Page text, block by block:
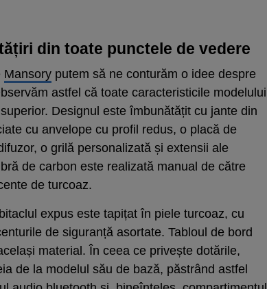
din toate punctele de vedere
Mansory putem să ne conturăm o idee despre
astfel că toate caracteristicile modelului
Designul este îmbunătățit cu jante din
cu anvelope cu profil redus, o placă de
o grilă personalizată și extensii ale
de carbon este realizată manual de către
de turcoaz.
expus este tapițat în piele turcoaz, cu
de siguranță asortate. Tabloul de bord
material. În ceea ce privește dotările,
de la modelul său de bază, păstrând astfel